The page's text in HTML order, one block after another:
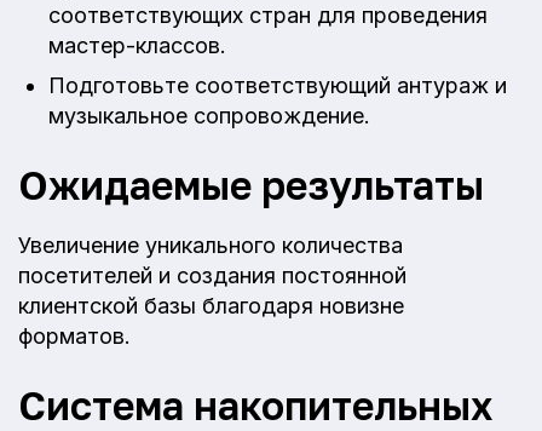
соответствующих стран для проведения
мастер-классов.
Подготовьте соответствующий антураж и
музыкальное сопровождение.
Ожидаемые результаты
Увеличение уникального количества
посетителей и создания постоянной
клиентской базы благодаря новизне
форматов.
Система накопительных